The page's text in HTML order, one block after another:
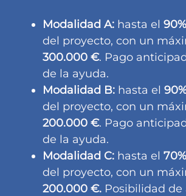
Modalidad A: hasta el 90%
del proyecto, con un
300.000 €. Pago
de la ayuda.
Modalidad B: hasta el
del proyecto, con un
200.000 €. Pago
de la ayuda.
Modalidad C: hasta el 70%
del proyecto, con un
200.000 €. Posibilidad